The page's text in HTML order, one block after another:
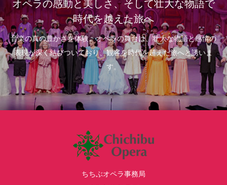
オペラの感動と美しさ、そして壮大な物語で
時代を越えた旅へ
音楽の真の豊かさを体験。オペラの舞台は、壮大な物語と感情の
表現が深く結びついており、観客を時代を超えた旅へと誘いま
す。
ちちぶオペラ事務局